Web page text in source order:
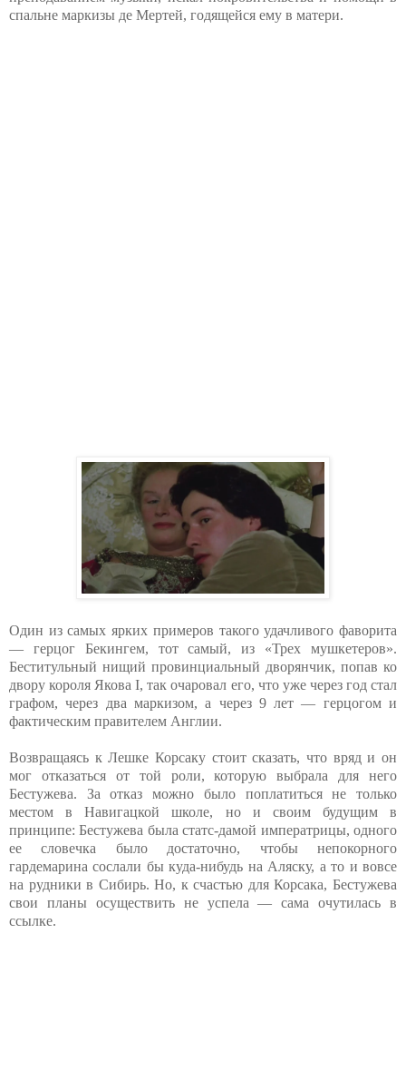
спальне маркизы де Мертей, годящейся ему в матери.
Один из самых ярких примеров такого удачливого фаворита
— герцог Бекингем, тот самый, из «Трех мушкетеров».
Беститульный нищий провинциальный дворянчик, попав ко
двору короля Якова I, так очаровал его, что уже через год стал
графом, через два маркизом, а через 9 лет — герцогом и
фактическим правителем Англии.
Возвращаясь к Лешке Корсаку стоит сказать, что вряд и он
мог отказаться от той роли, которую выбрала для него
Бестужева. За отказ можно было поплатиться не только
местом в Навигацкой школе, но и своим будущим в
принципе: Бестужева была статс-дамой императрицы, одного
ее словечка было достаточно, чтобы непокорного
гардемарина сослали бы куда-нибудь на Аляску, а то и вовсе
на рудники в Сибирь. Но, к счастью для Корсака, Бестужева
свои планы осуществить не успела — сама очутилась в
ссылке.